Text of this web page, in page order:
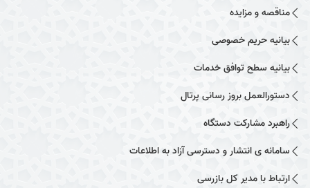
مناقصه و مزایده
بیانیه حریم خصوصی
بیانیه سطح توافق خدمات
دستورالعمل بروز رسانی پرتال
راهبرد مشارکت دستگاه
سامانه ی انتشار و دسترسی آزاد به اطلاعات
ارتباط با مدیر کل بازرسی